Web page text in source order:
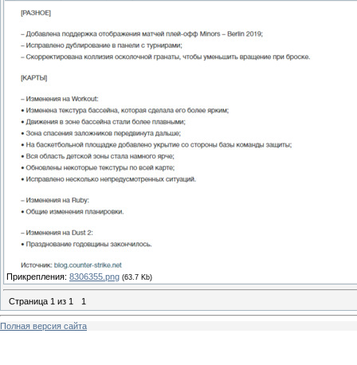
Прикрепления: 8306355.png (63.7 Kb)
Страница 1 из 1 1
Полная версия сайта